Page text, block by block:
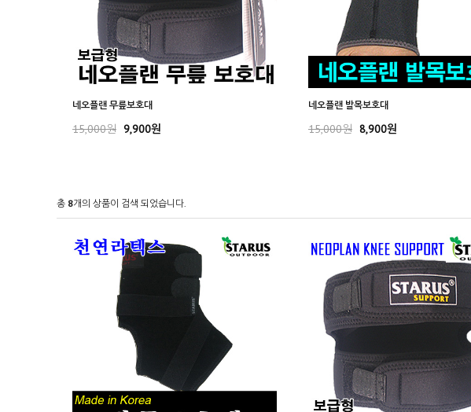
네오플랜 무릎보호대
15,000원 9,900원
네오플랜 발목보호대
15,000원 8,900원
총 8개의 상품이 검색 되었습니다.